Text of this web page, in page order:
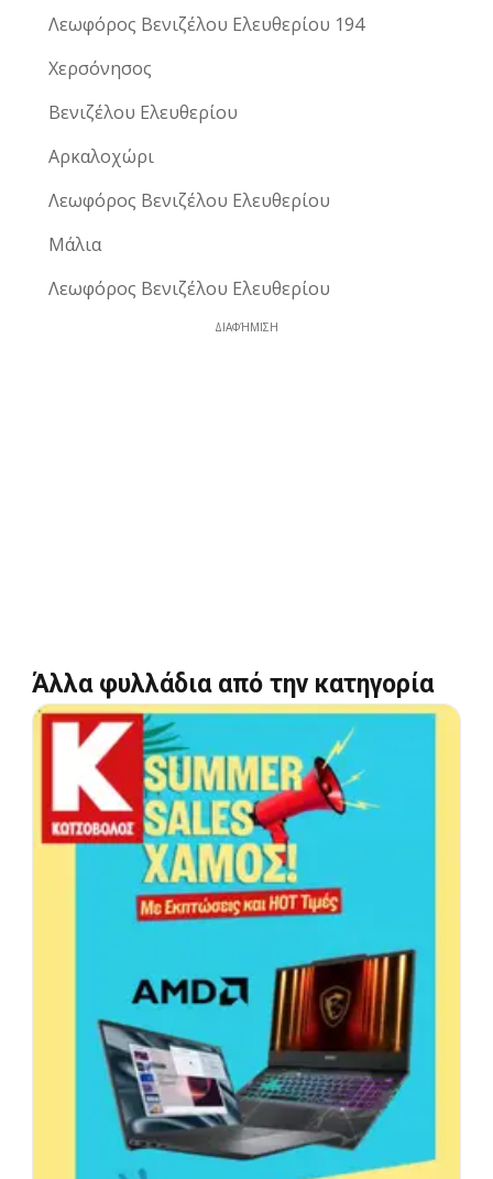
Λεωφόρος Βενιζέλου Ελευθερίου 194
Χερσόνησος
Βενιζέλου Ελευθερίου
Αρκαλοχώρι
Λεωφόρος Βενιζέλου Ελευθερίου
Μάλια
Λεωφόρος Βενιζέλου Ελευθερίου
ΔΙΑΦΉΜΙΣΗ
Άλλα φυλλάδια από την κατηγορία